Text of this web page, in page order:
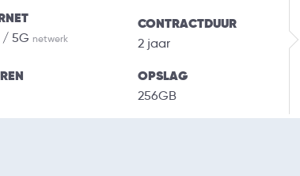
/ 5G netwerk
CONTRACTDUUR
2 jaar
OPSLAG
256GB